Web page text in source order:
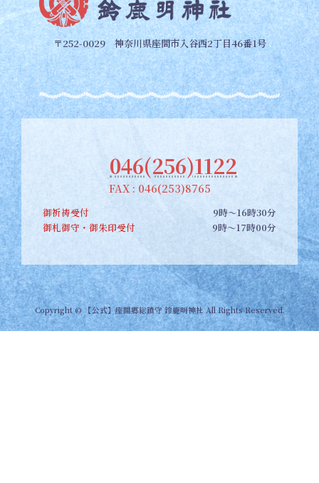
〒252-0029 神奈川県座間市入谷西2丁目46番1号
046(256)1122
FAX : 046(253)8765
御祈祷受付
御札御守・御朱印受付
9時～16時30分
9時～17時00分
Copyright © 【公式】座間郷総鎮守 鈴鹿明神社 All Rights Reserved.